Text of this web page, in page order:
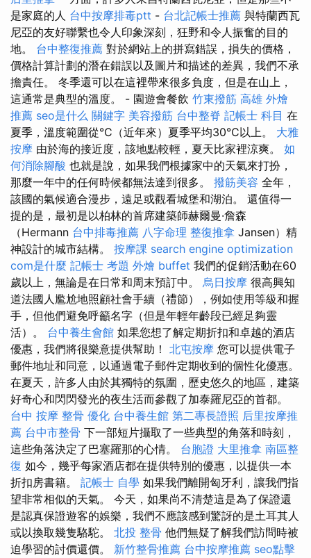
是家庭的人 台中按摩排毒ptt - 台北記帳士推薦 與特蘭西瓦
尼亞的友好聯繫也令人印象深刻，狂野和令人振奮的目的
地。 台中整復推薦 對於網站上的拼寫錯誤，損失的價格，
價格計算計劃的潛在錯誤以及圖片和描述的差異，我們不承
擔責任。 冬季還可以在這裡帶來很多負度，但是在山上，
這通常是典型的溫度。 - 園遊會餐飲 竹東撥筋 高雄 外燴
推薦 seo是什么 關鍵字 美容撥筋 台中整脊 記帳士 科目 在
夏季，溫度範圍從°C（近年來）夏季平均30°C以上。 大雅
按摩 由於海的接近度，該地點較輕，夏天比家裡涼爽。 如
何消除腳酸 也就是說，如果我們根據家中的天氣來打扮，
那麼一年中的任何時候都無法達到很多。 撥筋美容 全年，
該國的氣候適合漫步，遠足或觀看城堡和湖泊。 還值得一
提的是，最初是以柏林的首席建築師赫爾曼·詹森
（Hermann 台中排毒推薦 八字命理 整復推拿 Jansen）精
神設計的城市結構。 按摩課 search engine optimization
com是什麼 記帳士 考題 外燴 buffet 我們的促銷活動在60
歲以上，無論是在日常和周末預訂中。 烏日按摩 很高興知
道法國人尷尬地照顧社會手續（禮節），例如使用等級和握
手，但他們避免呼籲名字（但是年輕年齡段已經足夠靈
活）。 台中養生會館 如果您想了解定期折扣和卓越的酒店
優惠，我們將很樂意提供幫助！ 北屯按摩 您可以提供電子
郵件地址和同意，以通過電子郵件定期收到的個性化優惠。
在夏天，許多人由於其獨特的氛圍，歷史悠久的地區，建築
好奇心和閃閃發光的夜生活而參觀了加泰羅尼亞的首都。
台中 按摩 整骨 優化 台中養生館 第二專長證照 后里按摩推
薦 台中市整骨 下一部短片攝取了一些典型的角落和時刻，
這些角落決定了巴塞羅那的心情。 台胞證 大里推拿 南區整
復 如今，幾乎每家酒店都在提供特別的優惠，以提供一本
折扣房書籍。 記帳士 自學 如果我們離開匈牙利，讓我們指
望非常相似的天氣。 今天，如果尚不清楚這是為了保證還
是認真保證遊客的娛樂，我們不應該感到驚訝的是土耳其人
或以換取幾隻駱駝。 北投 整骨 他們無疑了解我們訪問時被
迫學習的討價還價。 新竹整骨推薦 台中按摩推薦 seo點擊